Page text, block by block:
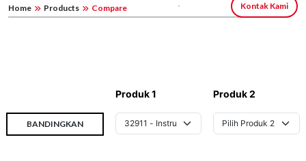
Home Products Compare Kontak Kami
Produk 1 Produk 2
BANDINGKAN